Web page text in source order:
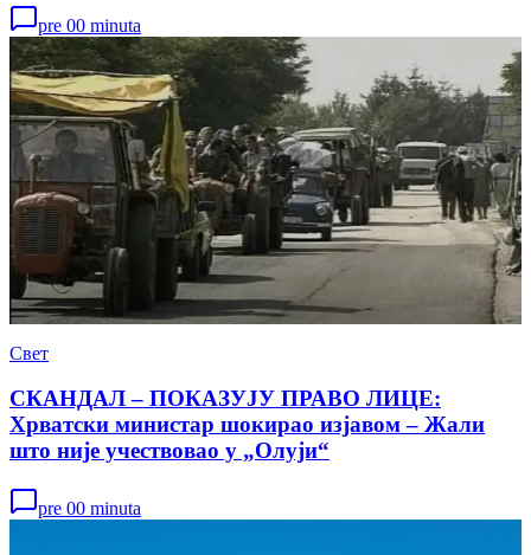
pre 00 minuta
Свет
СКАНДАЛ – ПОКАЗУЈУ ПРАВО ЛИЦЕ:
Хрватски министар шокирао изјавом – Жали
што није учествовао у „Олуји“
pre 00 minuta